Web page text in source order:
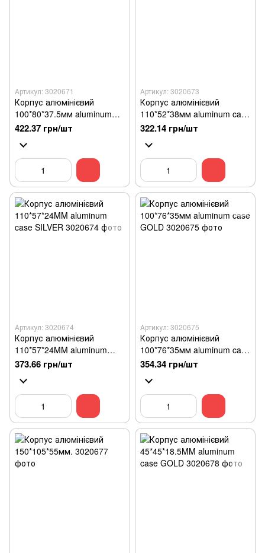
Артикул: 3020671
Корпус алюмінієвий
100*80*37.5мм aluminum
case BLACK
422.37 грн/шт
Артикул: 3020673
Корпус алюмінієвий
110*52*38мм aluminum case
SILVER
322.14 грн/шт
Артикул: 3020674
Корпус алюмінієвий
110*57*24MM aluminum
case SILVER
373.66 грн/шт
Артикул: 3020675
Корпус алюмінієвий
100*76*35мм aluminum case
GOLD
354.34 грн/шт